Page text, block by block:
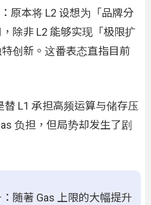
原本将 L2 设想为「品牌分
除非 L2 能够实现「极限扩
创新。这番表态直指目前
替 L1 承担高频运算与储存压
负担，但局势却发生了剧
随著 Gas 上限的大幅提升